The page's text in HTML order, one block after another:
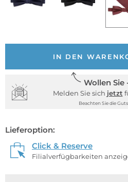
IN DEN
Wollen Sie
Melden Sie sich jetzt
Beachten Sie die
Lieferoption:
Click & Reserve
Filialverfügbarkeiten